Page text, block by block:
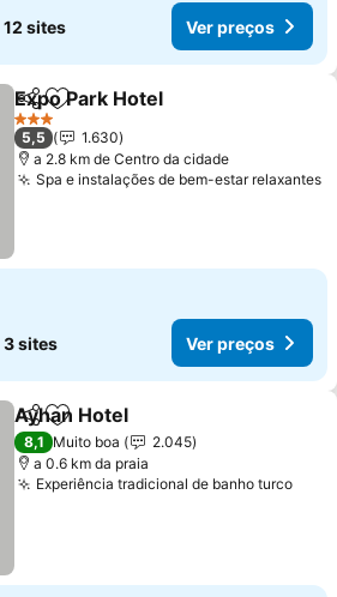
12 sites Ver preços
PartilharAdicionar aos favoritos
Expo Park Hotel
3 Estrelas
5,5
1.630
a 2.8 km de Centro da cidade
Spa e instalações de bem-estar relaxantes
3 sites Ver preços
PartilharAdicionar aos favoritos
Ayhan Hotel
8,1 Muito boa
2.045
a 0.6 km da praia
Experiência tradicional de banho turcoVer